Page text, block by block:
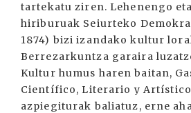
tartekatu ziren. Lehenengo
hiriburuak Seiurteko
1874) bizi izandako kultur
Berrezarkuntza garaira
Kultur humus haren baitan,
Científico, Literario y
azpiegiturak baliatuz, erne